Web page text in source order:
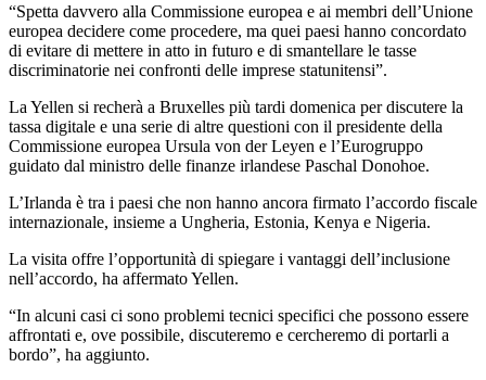
“Spetta davvero alla Commissione europea e ai membri dell’Unione
europea decidere come procedere, ma quei paesi hanno concordato
di evitare di mettere in atto in futuro e di smantellare le tasse
discriminatorie nei confronti delle imprese statunitensi”.
La Yellen si recherà a Bruxelles più tardi domenica per discutere la
tassa digitale e una serie di altre questioni con il presidente della
Commissione europea Ursula von der Leyen e l’Eurogruppo
guidato dal ministro delle finanze irlandese Paschal Donohoe.
L’Irlanda è tra i paesi che non hanno ancora firmato l’accordo fiscale
internazionale, insieme a Ungheria, Estonia, Kenya e Nigeria.
La visita offre l’opportunità di spiegare i vantaggi dell’inclusione
nell’accordo, ha affermato Yellen.
“In alcuni casi ci sono problemi tecnici specifici che possono essere
affrontati e, ove possibile, discuteremo e cercheremo di portarli a
bordo”, ha aggiunto.